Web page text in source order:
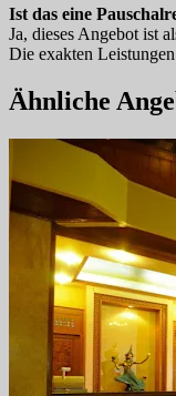
Ist das eine
Ja, dieses Angebot ist
Die exakten
Ähnliche